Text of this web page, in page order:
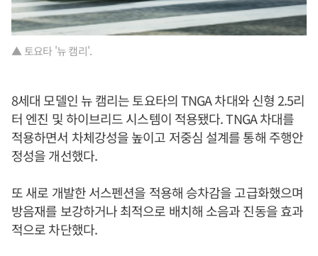
▲ 토요타 '뉴 캠리'.
8세대 모델인 뉴 캠리는 토요타의 TNGA 차대와 신형 2.5리
터 엔진 및 하이브리드 시스템이 적용됐다. TNGA 차대를
적용하면서 차체강성을 높이고 저중심 설계를 통해 주행안
정성을 개선했다.
또 새로 개발한 서스펜션을 적용해 승차감을 고급화했으며
방음재를 보강하거나 최적으로 배치해 소음과 진동을 효과
적으로 차단했다.